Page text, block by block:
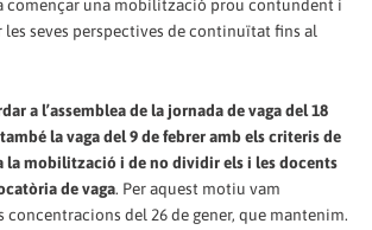
començar una mobilització prou contundent i
seves perspectives de continuïtat fins al
a l’assemblea de la jornada de vaga del 18
la vaga del 9 de febrer amb els criteris de
mobilització i de no dividir els i les docents
de vaga. Per aquest motiu vam
concentracions del 26 de gener, que mantenim.